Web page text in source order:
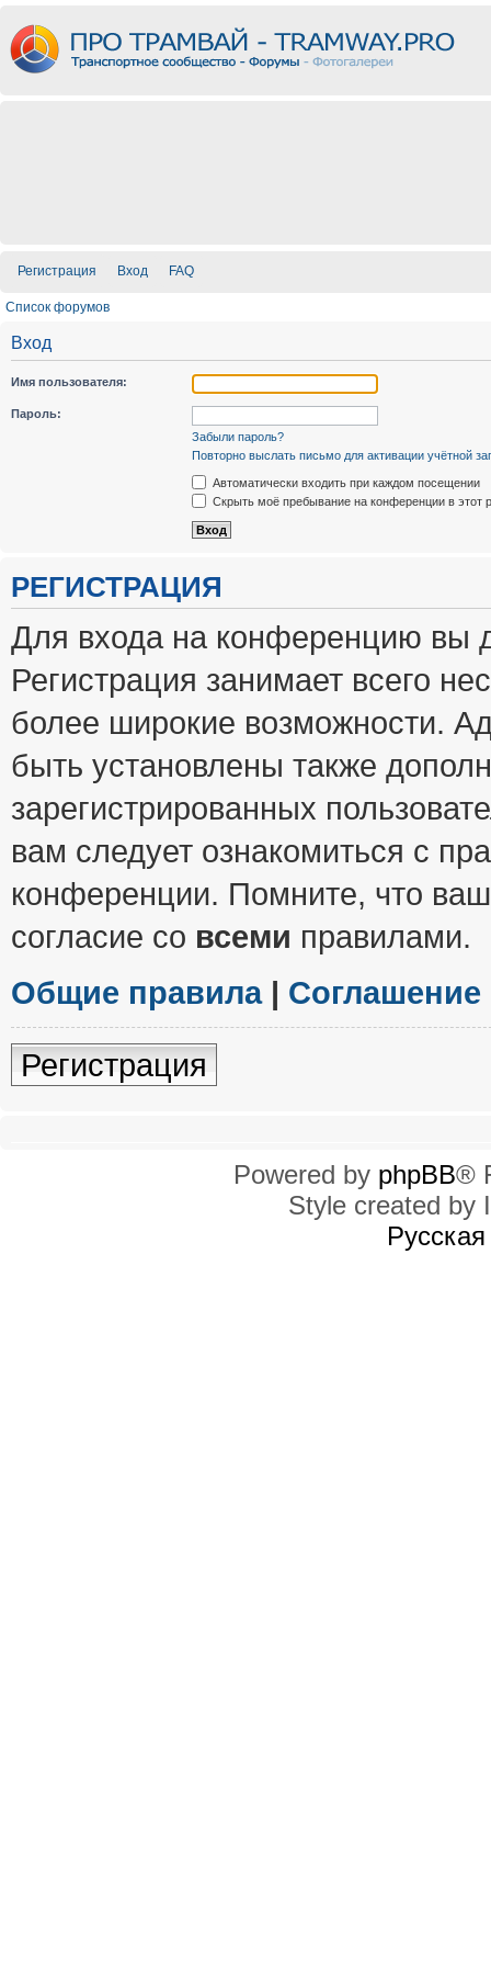
Регистрация Вход FAQ
Список форумов
Вход
Имя пользователя:
Пароль:
Забыли пароль?
Повторно выслать письмо для активации учётной
Автоматически входить при каждом посещении
Скрыть моё пребывание на конференции в этот
РЕГИСТРАЦИЯ
Для входа на конференцию вы
Регистрация занимает всего
более широкие возможности.
быть установлены также
зарегистрированных
вам следует ознакомиться с
конференции. Помните, что
согласие со всеми правилами.
Общие правила|
Регистрация
Powered by phpBB®
Style created by